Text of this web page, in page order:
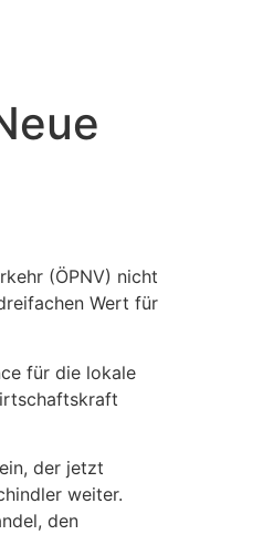
(ÖPNV) nicht
Wert für
für die lokale
der jetzt
weiter.
den